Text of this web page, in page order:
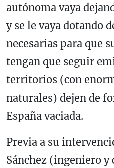
autónoma vaya
y se le vaya dotando
necesarias para que
tengan que seguir
territorios (con
naturales) dejen de
España vaciada.
Previa a su
Sánchez (ingeniero